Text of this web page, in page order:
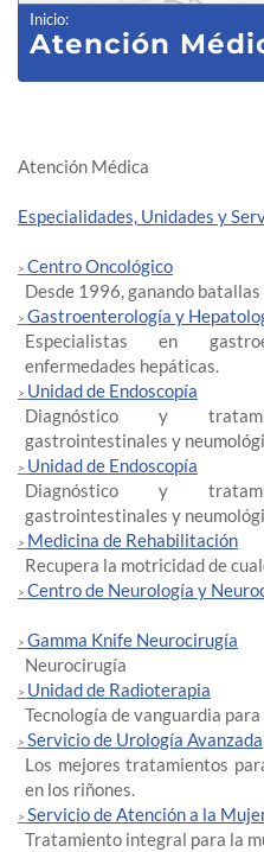
Inicio:
Atención
Atención Médica
Especialidades, Unidades y
> Centro Oncológico
Desde 1996, ganando
> Gastroenterología y
Especialistas en
enfermedades hepáticas.
> Unidad de Endoscopía
Diagnóstico y
gastrointestinales y
> Unidad de Endoscopía
Diagnóstico y
gastrointestinales y
> Medicina de Rehabilitación
Recupera la motricidad de
> Centro de Neurología y
> Gamma Knife Neurocirugía
Neurocirugía
> Unidad de Radioterapia
Tecnología de vanguardia
> Servicio de Urología Avanzada
Los mejores tratamientos
en los riñones.
> Servicio de Atención a la
Tratamiento integral para la